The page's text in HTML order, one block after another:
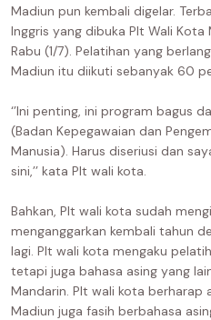
Madiun pun kembali digelar.
Inggris yang dibuka Plt Wali Kota
Rabu (1/7). Pelatihan yang
Madiun itu diikuti sebanyak 60
‘’Ini penting, ini program bagus
(Badan Kepegawaian dan
Manusia). Harus diseriusi dan
sini,’’ kata Plt wali kota.
Bahkan, Plt wali kota sudah
menganggarkan kembali tahun
lagi. Plt wali kota mengaku
tetapi juga bahasa asing yang
Mandarin. Plt wali kota berharap
Madiun juga fasih berbahasa